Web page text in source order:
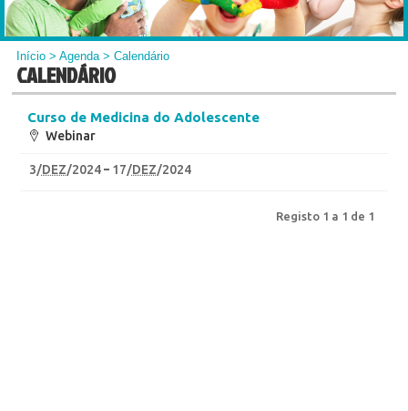
Início >Agenda> Calendário
CALENDÁRIO
Curso de Medicina do Adolescente
Webinar
3/DEZ/2024 17/DEZ/2024
Registo 1 a 1 de 1